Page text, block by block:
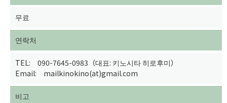
무료
연락처
TEL: 090-7645-0983（대표: 키노시타 히로후미）
Email: mailkinokino(at)gmail.com
비고